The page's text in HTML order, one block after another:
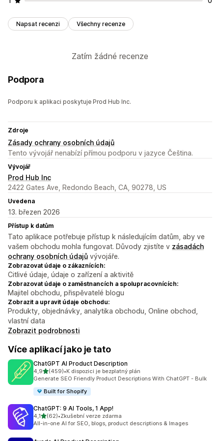
Napsat recenzi Všechny recenze
Zatím žádné recenze
Podpora
Podporu k aplikaci poskytuje Prod Hub Inc.
Zdroje
Zásady ochrany osobních údajů
Tento vývojář nenabízí přímou podporu v jazyce Čeština.
Vývojář
Prod Hub Inc
2422 Gates Ave, Redondo Beach, CA, 90278, US
Uvedena
13. březen 2026
Přístup k datům
Tato aplikace potřebuje přístup k následujícím datům, aby ve
vašem obchodu mohla fungovat. Důvody zjistíte v zásadách
ochrany osobních údajů vývojáře.
Zobrazovat údaje o zákaznících:
Citlivé údaje, údaje o zařízení a aktivitě
Zobrazovat údaje o zaměstnancích a spolupracovnících:
Majitel obchodu, přispěvatelé blogu
Zobrazit a upravit údaje obchodu:
Produkty, objednávky, analytika obchodu, Online obchod,
vlastní data
Zobrazit podrobnosti
Více aplikací jako je tato
ChatGPT AI Product Description
4,9z 5 hvězd
(459)
Celkový počet recenzí: 459
•K dispozici je bezplatný plán
Generate SEO Friendly Product Descriptions With ChatGPT - Bulk
Built for Shopify
ChatGPT: 9 AI Tools, 1 App!
4,1z 5 hvězd
(62)
Celkový počet recenzí: 62
•Zkušební verze zdarma
All-in-one AI for SEO, blogs, product descriptions & Images